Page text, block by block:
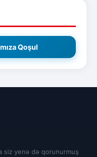
Qoşul
siz yenə də qorunurmuş